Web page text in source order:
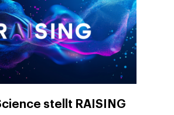
stellt RAISING